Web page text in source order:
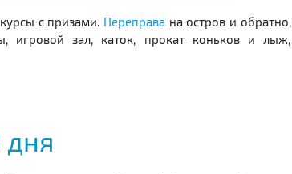
с призами. Переправана остров и обратно,
игровой зал, каток, прокат коньков и лыж,